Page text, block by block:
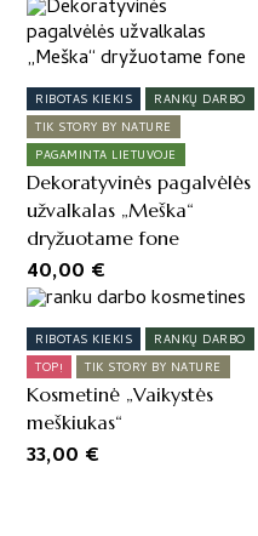
RIBOTAS KIEKIS
RANKŲ DARBO
TIK STORY BY NATURE
PAGAMINTA LIETUVOJE
Dekoratyvinės pagalvėlės
užvalkalas „Meška“
dryžuotame fone
40,00 €
RIBOTAS KIEKIS
RANKŲ DARBO
TOP!
TIK STORY BY NATURE
Kosmetinė „Vaikystės
meškiukas“
33,00 €